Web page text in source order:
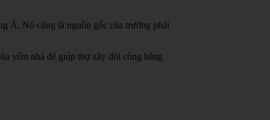
Á. Nó cũng là nguồn gốc của trường phái
yểm nhà để giúp thợ xây đòi công bằng